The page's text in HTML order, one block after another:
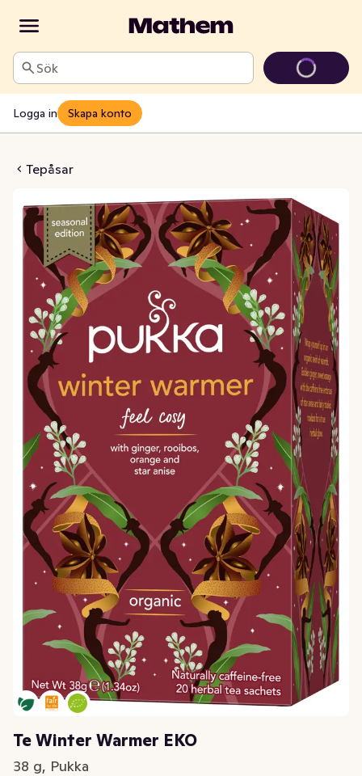
Sök
Logga in Skapa konto
Tepåsar
Warmer EKO
Te Winter Warmer EKO
38 g, Pukka